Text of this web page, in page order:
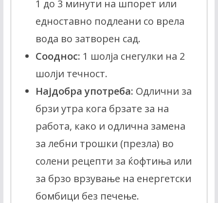
1 до 3 минути на шпорет или
едноставно подлеани со врела
вода во затворен сад.
Сооднос: 1 шолја снегулки на 2
шолји течност.
Најдобра употреба: Одлични за
брзи утра кога брзате за на
работа, како и одлична замена
за лебни трошки (презла) во
солени рецепти за ќофтиња или
за брзо врзување на енергетски
бомбици без печење.